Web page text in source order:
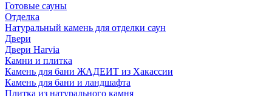
Готовые сауны
Отделка
Натуральный камень для отделки саун
Двери
Двери Harvia
Камни и плитка
Камень для бани ЖАДЕИТ из Хакассии
Камень для бани и ландшафта
Плитка из натурального камня